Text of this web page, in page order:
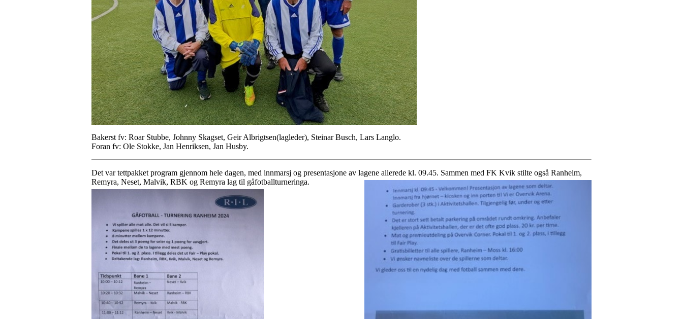
Bakerst fv: Roar Stubbe, Johnny Skagset, Geir Albrigtsen(lagleder), Steinar Busch, Lars Langlo.
Foran fv: Ole Stokke, Jan Henriksen, Jan Husby.
Det var tettpakket program gjennom hele dagen, med innmarsj og presentasjone av lagene allerede kl. 09.45. Sammen med FK Kvik stilte også Ranheim,
Remyra, Neset, Malvik, RBK og Remyra lag til gåfotballturneringa.